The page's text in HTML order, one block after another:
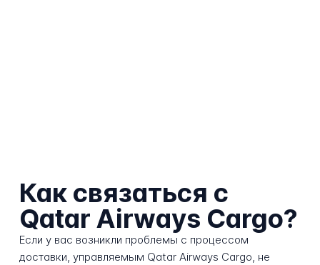
Как связаться с
Qatar Airways Cargo?
Если у вас возникли проблемы с процессом
доставки, управляемым Qatar Airways Cargo, не